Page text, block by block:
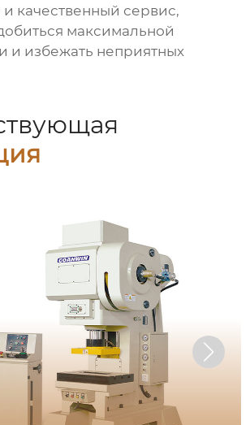
качественный сервис,
максимальной
и избежать неприятных